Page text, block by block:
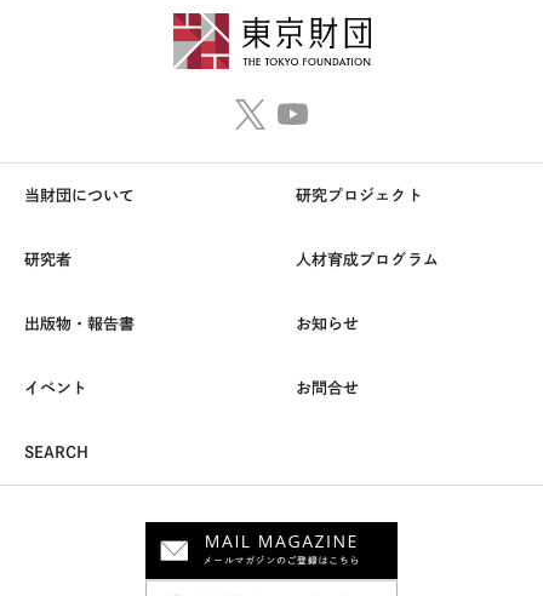
当財団について 研究プロジェクト
研究者 人材育成プログラム
出版物・報告書 お知らせ
イベント お問合せ
SEARCH